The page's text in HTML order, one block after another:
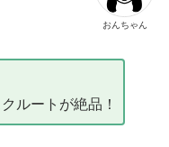
おんちゃん
ルートが絶品！